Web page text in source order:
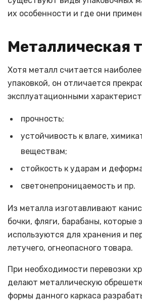
их особенности и где они
Металлическая
Хотя металл считается
упаковкой, он отличается
эксплуатационными
прочность;
устойчивость к влаге,
веществам;
стойкость к ударам и
светонепроницаемость и пр.
Из металла изготавливают
бочки, фляги, барабаны, которые
используются для хранения и
летучего, огнеопасного товара.
При необходимости перевозки
делают металлическую
формы данного каркаса